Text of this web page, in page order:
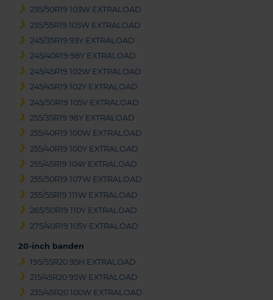
235/50R19 103W EXTRALOAD
235/55R19 105W EXTRALOAD
245/35R19 93Y EXTRALOAD
245/40R19 98Y EXTRALOAD
245/45R19 102W EXTRALOAD
245/45R19 102Y EXTRALOAD
245/50R19 105V EXTRALOAD
255/35R19 96Y EXTRALOAD
255/40R19 100W EXTRALOAD
255/40R19 100Y EXTRALOAD
255/45R19 104Y EXTRALOAD
255/50R19 107W EXTRALOAD
255/55R19 111W EXTRALOAD
265/50R19 110Y EXTRALOAD
275/40R19 105Y EXTRALOAD
20-inch banden
195/55R20 95H EXTRALOAD
215/45R20 95W EXTRALOAD
235/45R20 100W EXTRALOAD